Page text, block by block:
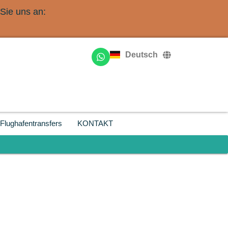
uns an:
Deutsch
English
Русский
Flughafentransfers KONTAKT